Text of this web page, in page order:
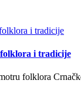
i tradicije
folklora